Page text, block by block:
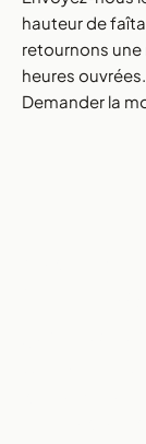
hauteur de
retournons
heures
Demander la